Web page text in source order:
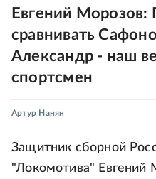
Евгений Морозов:
сравнивать
Александр - наш
спортсмен
Артур Нанян
Защитник сборной
"Локомотива" Евгений